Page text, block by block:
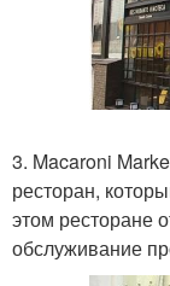
3. Macaroni
ресторан,
этом ресторане
обслуживание